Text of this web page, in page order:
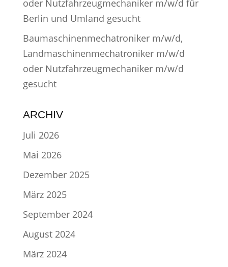
oder Nutzfahrzeugmechaniker m/w/d für
Berlin und Umland gesucht
Baumaschinenmechatroniker m/w/d,
Landmaschinenmechatroniker m/w/d
oder Nutzfahrzeugmechaniker m/w/d
gesucht
ARCHIV
Juli 2026
Mai 2026
Dezember 2025
März 2025
September 2024
August 2024
März 2024